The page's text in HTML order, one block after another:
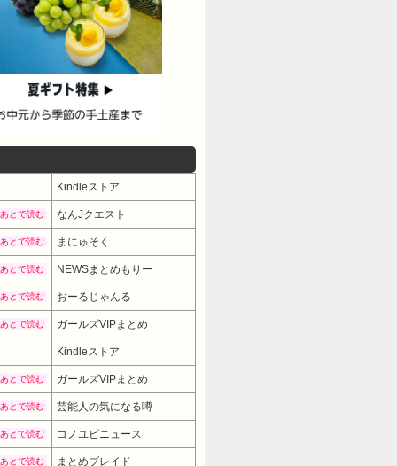
Kindleストア
あとで読む なんJクエスト
あとで読む まにゅそく
あとで読む NEWSまとめもりー
あとで読む おーるじゃんる
あとで読む ガールズVIPまとめ
Kindleストア
あとで読む ガールズVIPまとめ
あとで読む 芸能人の気になる噂
あとで読む コノユビニュース
あとで読む まとめブレイド